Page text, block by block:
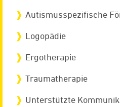
Autismusspezifische
Logopädie
Ergotherapie
Traumatherapie
Unterstützte